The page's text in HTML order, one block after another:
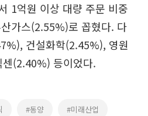
1억원 이상 대량 주문 비중
가스(2.55%)로 꼽혔다. 다
건설화학(2.45%), 영원
(2.40%) 등이었다.
#동양 #미래산업